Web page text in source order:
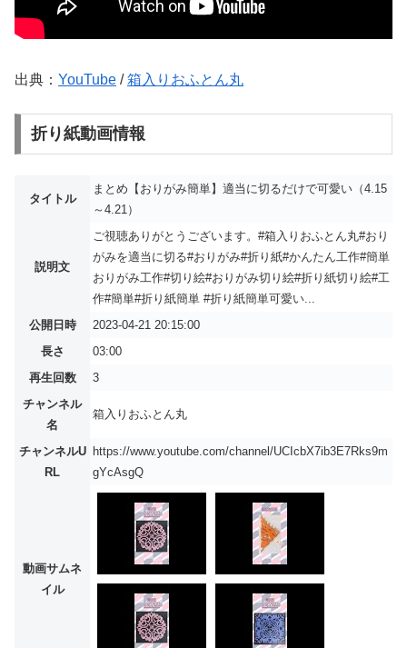
出典： YouTube /箱入りおふとん丸
折り紙動画情報
タイトル
まとめ【おりがみ簡単】適当に切るだけで可愛い（4.15
～4.21）
説明文
ご視聴ありがとうございます。#箱入りおふとん丸#おり
がみを適当に切る#おりがみ#折り紙#かんたん工作#簡単
おりがみ工作#切り絵#おりがみ切り絵#折り紙切り絵#工
作#簡単#折り紙簡単 #折り紙簡単可愛い...
公開日時
2023-04-21 20:15:00
長さ
03:00
再生回数
3
チャンネル
名
箱入りおふとん丸
チャンネルU
RL
https://www.youtube.com/channel/UCIcbX7ib3E7Rks9m
gYcAsgQ
動画サムネ
イル